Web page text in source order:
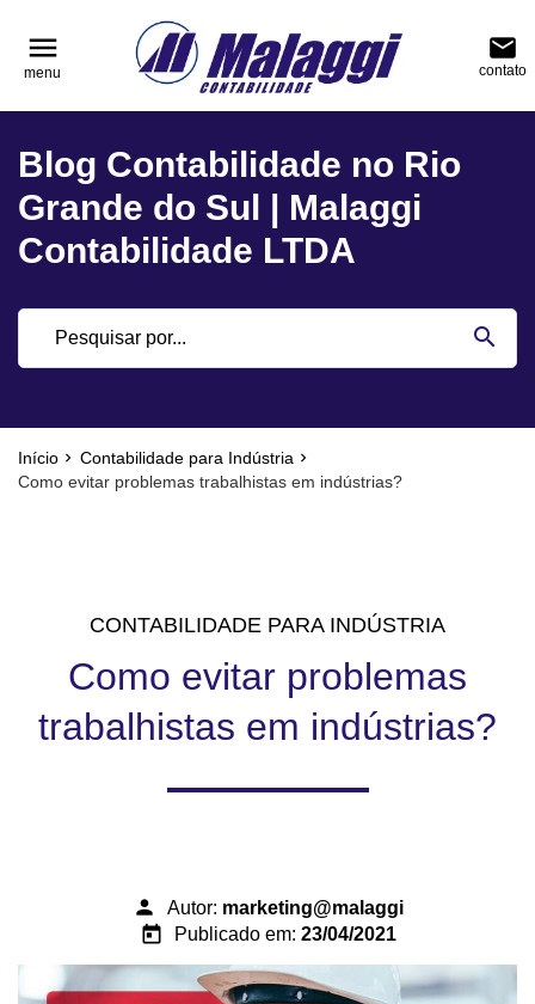
menu
menu
email
contato
Blog Contabilidade no Rio
Grande do Sul | Malaggi
Contabilidade LTDA
search
Início
Contabilidade para Indústria
Como evitar problemas trabalhistas em indústrias?
reply NAVEGAÇÃO
Blog
Contabilidade
Notícias
reply FALE CONOSCO
phone (51) 3751-0400
location_on
Rua Júlio de Castilhos, nº 983, salas 3 e 4
Encantado - Rio Grande do Sul
CONTABILIDADE PARA INDÚSTRIA
Como evitar problemas
trabalhistas em indústrias?
person Autor: marketing@malaggi
today Publicado em: 23/04/2021